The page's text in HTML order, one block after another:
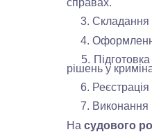
3. Складання
4. Оформлення
5. Підготовка
рішень у
6. Реєстрація
7. Виконання
На судового